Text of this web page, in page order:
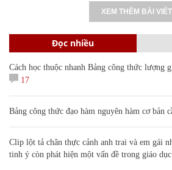
XEM THÊM BÀI VIẾT
Đọc nhiều
Cách học thuộc nhanh Bảng công thức lượng
17
Bảng công thức đạo hàm nguyên hàm cơ bản
Clip lột tả chân thực cảnh anh trai và em gái
tinh ý còn phát hiện một vấn đề trong giáo